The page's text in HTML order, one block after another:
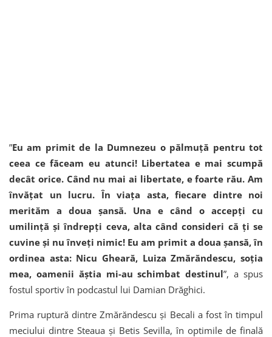
”Eu am primit de la Dumnezeu o pălmuță pentru tot
ceea ce făceam eu atunci! Libertatea e mai scumpă
decât orice. Când nu mai ai libertate, e foarte rău. Am
învățat un lucru. În viața asta, fiecare dintre noi
merităm a doua șansă. Una e când o accepți cu
umilință și îndrepți ceva, alta când consideri că ți se
cuvine și nu înveți nimic! Eu am primit a doua șansă, în
ordinea asta: Nicu Gheară, Luiza Zmărăndescu, soția
mea, oamenii ăștia mi-au schimbat destinul”, a spus
fostul sportiv în podcastul lui Damian Drăghici.
Prima ruptură dintre Zmărăndescu și Becali a fost în timpul
meciului dintre Steaua și Betis Sevilla, în optimile de finală